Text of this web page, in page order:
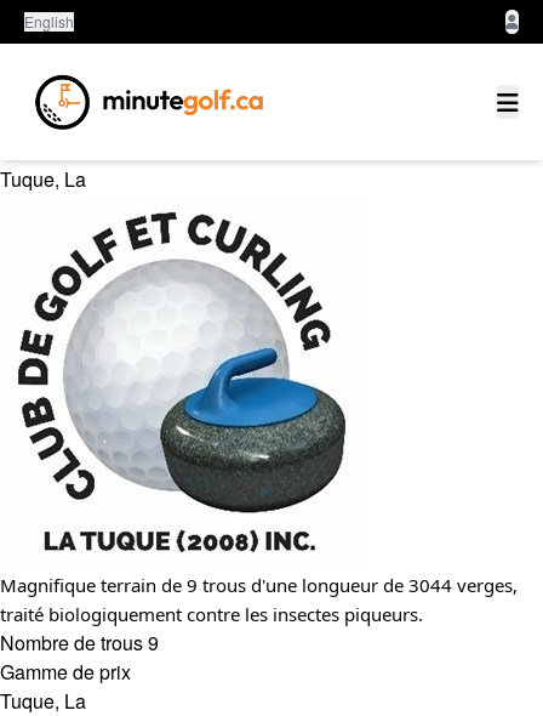
English
Tuque, La
Magnifique terrain de 9 trous d'une longueur de 3044 verges,
traité biologiquement contre les insectes piqueurs.
Nombre de trous9
Gamme de prix
Tuque, La